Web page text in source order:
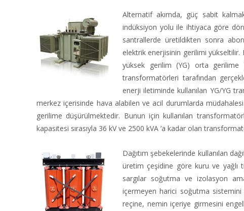
Alternatif akımda, güç sabit
indüksiyon yolu ile ihtiyaca göre
santrallerde üretildikten sonra
elektrik enerjisinin gerilimi yükseltilir.
yüksek gerilim (YG) orta gerilime
transformatörleri tarafından
enerji iletiminde kullanılan YG/YG
merkez içerisinde hava alabilen ve acil durumlarda
gerilime düşürülmektedir. Bunun için kullanılan
kapasitesi sırasıyla 36 kV ve 2500 kVA ’a kadar olan
Dağıtım şebekelerinde kullanılan
üretim çeşidine göre kuru ve yağlı
sargılar soğutma ve izolasyon
içermeyen harici soğutma
reçine, nemin içeriye girmesini